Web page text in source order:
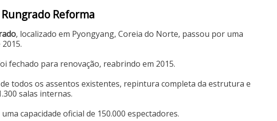
Reforma
, localizado em Pyongyang, Coreia do Norte, passou por uma
fechado para renovação, reabrindo em 2015.
todos os assentos existentes, repintura completa da estrutura e
salas internas.
capacidade oficial de 150.000 espectadores.